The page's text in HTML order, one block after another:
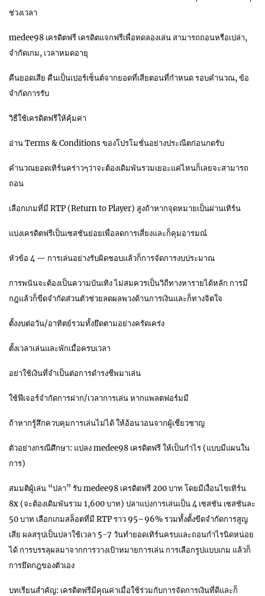
ช่วงเวลา
medee98 เครดิตฟรี เครดิตแจกฟรีเพื่อทดลองเล่น สามารถถอนหรือเปล่า,
จำกัดเกม, เวลาหมดอายุ
คืนยอดเสีย คืนเป็นเปอร์เซ็นต์จากยอดที่เสียตอนที่กำหนด รอบคำนวณ, ข้อ
จำกัดการรับ
วิธีใช้เครดิตฟรีให้คุ้มค่า
อ่าน Terms & Conditions ของโปรโมชั่นอย่างประณีตก่อนกดรับ
คำนวณยอดเทิร์นคร่าวๆว่าจะต้องเดิมพันรวมเยอะแค่ไหนก็เลยจะสามารถ
ถอน
เลือกเกมที่มี RTP (Return to Player) สูงถ้าหากจุดหมายเป็นผ่านเทิร์น
แบ่งเครดิตฟรีเป็นเซสชันย่อยเพื่อลดการเสี่ยงและก็คุมอารมณ์
หัวข้อ 4 — การเล่นอย่างรับผิดชอบแล้วก็การจัดการงบประมาณ
การพนันจะต้องเป็นความบันเทิง ไม่สมควรเป็นวิถีทางหารายได้หลัก การมี
กฎแล้วก็ขีดจำกัดส่วนตัวช่วยลดผลพวงด้านการเงินและก็ทางจิตใจ
ตั้งงบต่อวัน/อาทิตย์รวมทั้งยึดตามอย่างครัดเคร่ง
ตั้งเวลาเล่นและพักเมื่อครบเวลา
อย่าใช้เงินที่จำเป็นต่อการดำรงชีพมาเล่น
ใช้ฟีเจอร์จำกัดการฝาก/เวลาการเล่น หากแพลตฟอร์มมี
ถ้าหากรู้สึกควบคุมการเล่นไม่ได้ ให้อ้อนวอนจากผู้เชี่ยวชาญ
ตัวอย่างกรณีศึกษา: แปลง medee98 เครดิตฟรี ให้เป็นกำไร (แบบมีแผนใน
การ)
สมมติผู้เล่น “ปลา” รับ medee98 เครดิตฟรี 200 บาท โดยมีเงื่อนไขเทิร์น
8x (จะต้องเดิมพันรวม 1,600 บาท) ปลาแบ่งการเล่นเป็น 4 เซสชัน เซสชันละ
50 บาท เลือกเกมสล็อตที่มี RTP ราว 95–96% รวมทั้งตั้งขีดจำกัดการสูญ
เสีย ผลสรุปเป็นปลาใช้เวลา 5-7 วันทำยอดเทิร์นครบและถอนกำไรนิดหน่อย
ได้ การบรรลุผลมาจากการวางเป้าหมายการเล่น การเลือกรูปแบบเกม แล้วก็
การยึดกฎของตัวเอง
บทเรียนสำคัญ: เครดิตฟรีมีคุณค่าเมื่อใช้ร่วมกับการจัดการเงินที่ดีและก็